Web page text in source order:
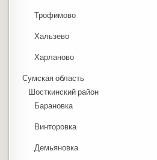
Трофимово
Хальзево
Харланово
Сумская область
Шосткинский район
Барановка
Винторовка
Демьяновка